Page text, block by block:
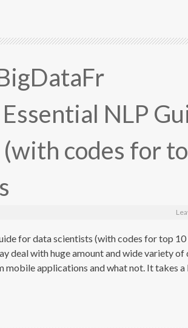
NLP
codes for
for data scientists (with codes for top
with huge amount and wide variety of
mobile applications and what not. It takes